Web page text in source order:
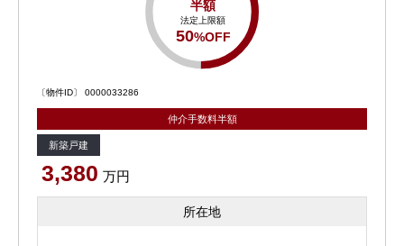
半額
法定上限額
50%OFF
〔物件ID〕 0000033286
仲介手数料半額
新築戸建
3,380 万円
所在地